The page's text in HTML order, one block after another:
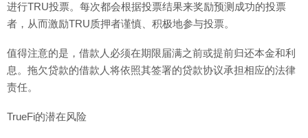
进行TRU投票。每次都会根据投票结果来奖励预测成功的投票
者，从而激励TRU质押者谨慎、积极地参与投票。
值得注意的是，借款人必须在期限届满之前或提前归还本金和利
息。拖欠贷款的借款人将依照其签署的贷款协议承担相应的法律
责任。
TrueFi的潜在风险